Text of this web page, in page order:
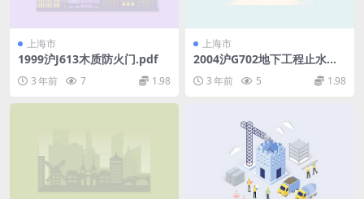
上海市
1999沪J613木质防火门.pdf
3 年前 7 1.98
上海市
2004沪G702地下工程止水带
3 年前 5 1.98